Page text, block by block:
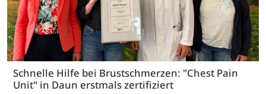
Schnelle Hilfe bei Brustschmerzen: "Chest Pain
Unit" in Daun erstmals zertifiziert